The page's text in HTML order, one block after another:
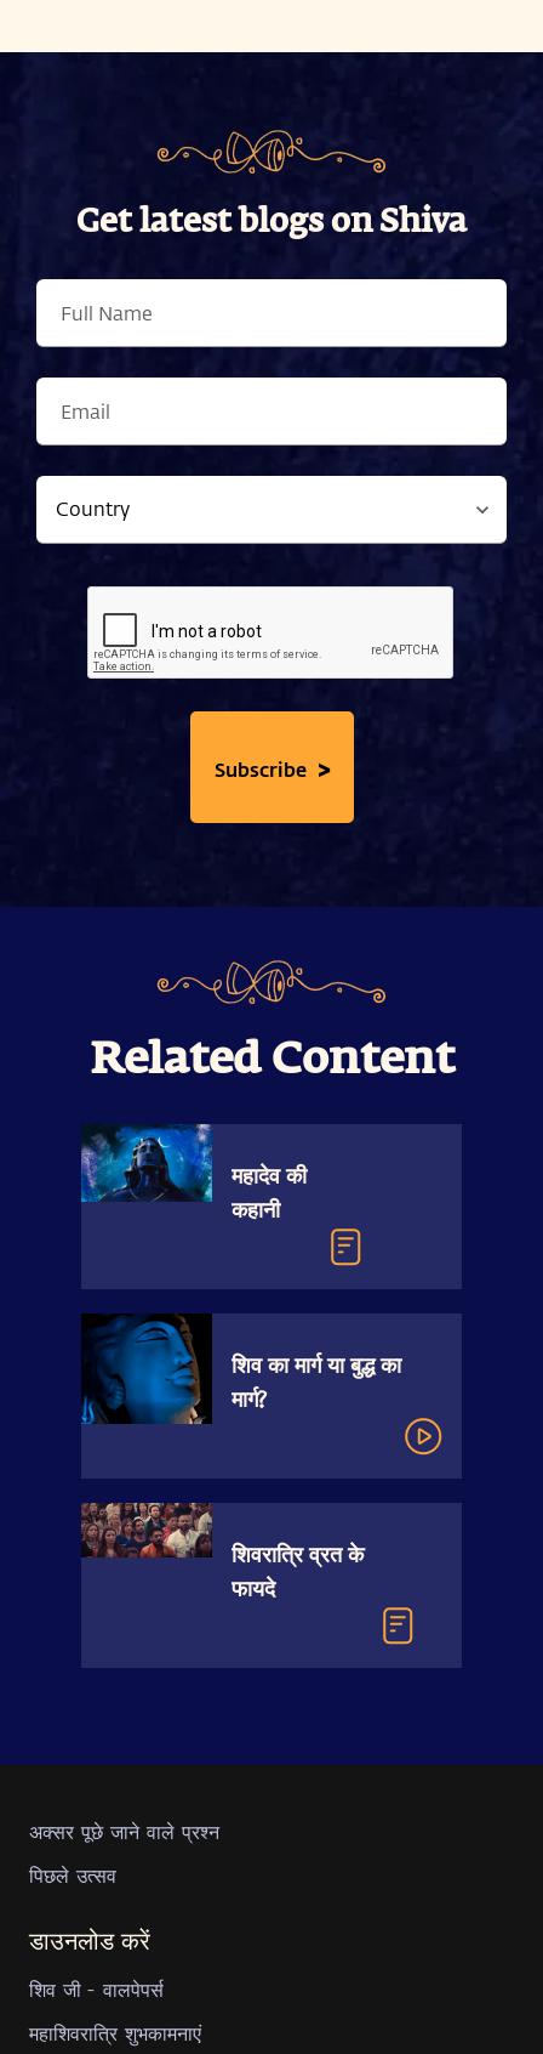
Get latest blogs on Shiva
Subscribe >
Related Content
महादेव की
कहानी
शिव का मार्ग या बुद्ध का
मार्ग?
शिवरात्रि व्रत के
फायदे
अक्सर पूछे जाने वाले प्रश्न
पिछले उत्सव
डाउनलोड करें
शिव जी - वालपेपर्स
महाशिवरात्रि शुभकामनाएं